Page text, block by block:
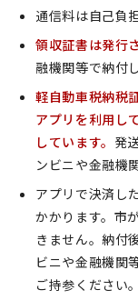
通信料は自己負
領収証書は発行
融機関等で納付
軽自動車税納税
アプリを利用し
しています。 発
ンビニや金融機
アプリで決済し
かかります。市
きません。納付
ビニや金融機関
ご持参ください。